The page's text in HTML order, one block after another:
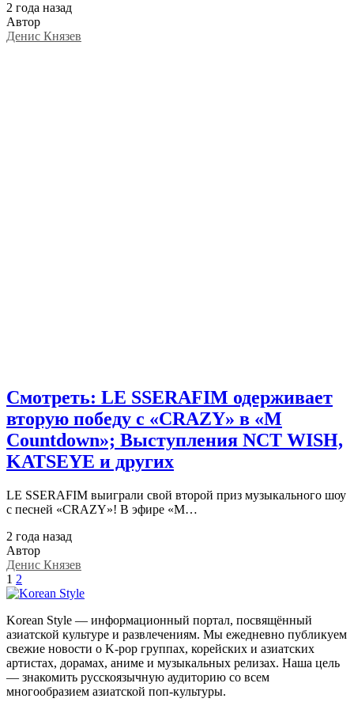
2 года назад
Автор
Денис Князев
Смотреть: LE SSERAFIM одерживает
вторую победу с «CRAZY» в «M
Countdown»; Выступления NCT WISH,
KATSEYE и других
LE SSERAFIM выиграли свой второй приз музыкального шоу
с песней «CRAZY»! В эфире «M…
2 года назад
Автор
Денис Князев
1 2
Korean Style — информационный портал, посвящённый
азиатской культуре и развлечениям. Мы ежедневно публикуем
свежие новости о K-pop группах, корейских и азиатских
артистах, дорамах, аниме и музыкальных релизах. Наша цель
— знакомить русскоязычную аудиторию со всем
многообразием азиатской поп-культуры.